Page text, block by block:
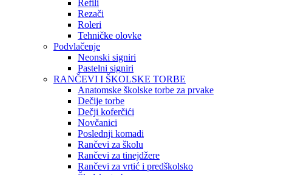
Refili
Rezači
Roleri
Tehničke olovke
Podvlačenje
Neonski signiri
Pastelni signiri
RANČEVI I ŠKOLSKE TORBE
Anatomske školske torbe za prvake
Dečije torbe
Dečji koferčići
Novčanici
Poslednji komadi
Rančevi za školu
Rančevi za tinejdžere
Rančevi za vrtić i predškolsko